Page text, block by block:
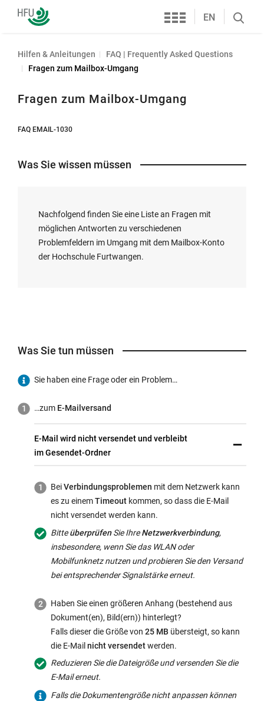
Hochschule
Furtwangen
Services
EN
Search
Hilfen & Anleitungen
FAQ | Frequently Asked Questions
Fragen zum Mailbox-Umgang
Fragen zum Mailbox-Umgang
FAQ EMAIL-1030
Was Sie wissen müssen
Nachfolgend finden Sie eine Liste an Fragen mit
möglichen Antworten zu verschiedenen
Problemfeldern im Umgang mit dem Mailbox-Konto
der Hochschule Furtwangen.
Was Sie tun müssen
Sie haben eine Frage oder ein Problem…
…zum E-Mailversand
E-Mail wird nicht versendet und verbleibt
im Gesendet-Ordner
BeiVerbindungsproblemen mit dem Netzwerk kann
es zu einemTimeout kommen, so dass die E-Mail
nicht versendet werden kann.
BitteüberprüfenSie IhreNetzwerkverbindung,
insbesondere, wenn Sie das WLAN oder
Mobilfunknetz nutzen und probieren Sie den Versand
bei entsprechender Signalstärke erneut.
Haben Sie einen größeren Anhang (bestehend aus
Dokument(en), Bild(ern)) hinterlegt?
Falls dieser die Größe von 25 MB übersteigt, so kann
die E-Mail nicht versendetwerden.
Reduzieren Sie die Dateigröße und versenden Sie die
E-Mail erneut.
Falls die Dokumentengröße nicht anpassen können